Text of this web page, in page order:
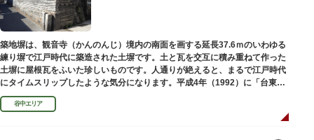
築地塀は、観音寺（かんのんじ）境内の南面を画する延長37.6ｍのいわゆる
練り塀で江戸時代に築造された土塀です。土と瓦を交互に積み重ねて作った
土塀に屋根瓦をふいた珍しいものです。人通りが絶えると、まるで江戸時代
にタイムスリップしたような気分になります。平成4年（1992）に「台東区
まちかど賞」を受賞しました。
谷中エリア